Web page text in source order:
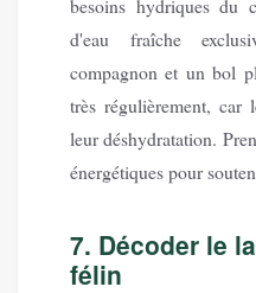
besoins hydriques du
d'eau fraîche
compagnon et un bol
très régulièrement, car
leur déshydratation.
énergétiques pour
7. Décoder le
félin